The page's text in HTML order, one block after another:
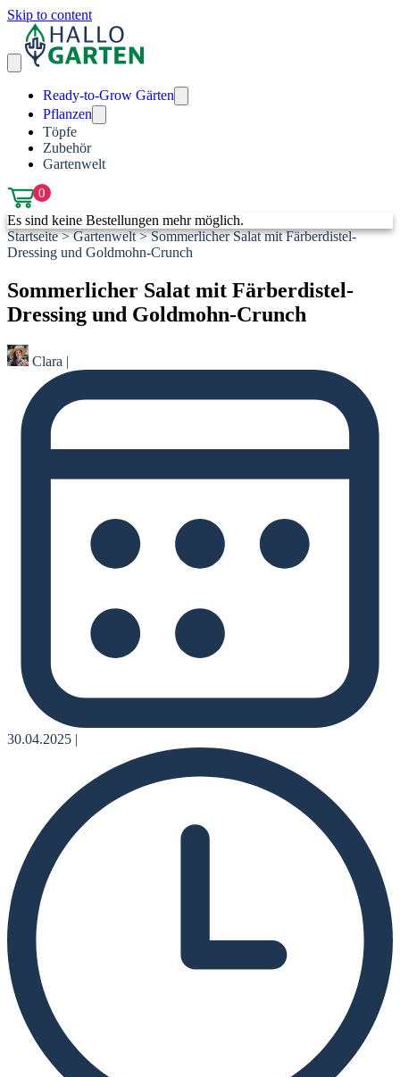
Skip to content
Ready-to-Grow Gärten
Pflanzen
Töpfe
Zubehör
Gartenwelt
0
Es sind keine Bestellungen mehr möglich.
Startseite > Gartenwelt > Sommerlicher Salat mit Färberdistel-
Dressing und Goldmohn-Crunch
Sommerlicher Salat mit Färberdistel-
Dressing und Goldmohn-Crunch
Clara |
30.04.2025 |